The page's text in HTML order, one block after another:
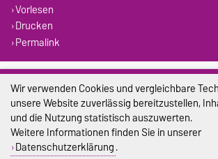
Vorlesen
Drucken
Permalink
Impressum
Datenschutz
Barrierefreiheit
Wir verwenden Cookies und vergleichbare
unsere Website zuverlässig bereitzustellen,
und die Nutzung statistisch auszuwerten.
Weitere Informationen finden Sie in unserer
Datenschutzerklärung.